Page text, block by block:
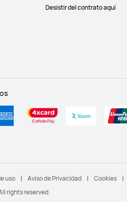
Desistir del contrato aquí
rights reserved.
uso Aviso de Privacidad Cookies